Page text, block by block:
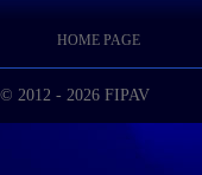
HOME PAGE
© 2012 - 2026 FIPAV